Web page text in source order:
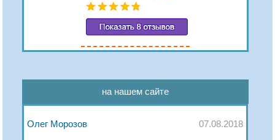
на нашем сайте
Олег Морозов 07.08.2018